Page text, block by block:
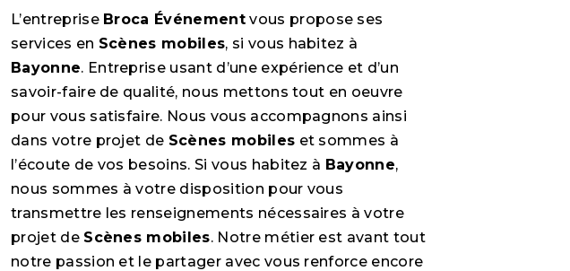
L’entreprise Broca Événementvous propose ses
services en Scènes mobiles, si vous habitez à
Bayonne. Entreprise usant d’une expérience et d’un
savoir-faire de qualité, nous mettons tout en oeuvre
pour vous satisfaire. Nous vous accompagnons ainsi
dans votre projet de Scènes mobiles et sommes à
l’écoute de vos besoins. Si vous habitez à Bayonne,
nous sommes à votre disposition pour vous
transmettre les renseignements nécessaires à votre
projet de Scènes mobiles. Notre métier est avant tout
notre passion et le partager avec vous renforce encore